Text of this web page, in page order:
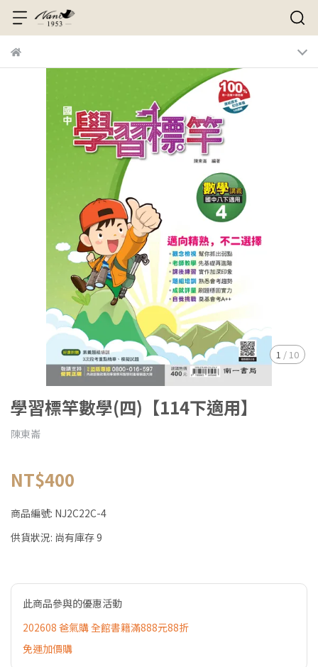
1 / 10
學習標竿數學(四)【114下適用】
陳東崙
NT$400
商品編號: NJ2C22C-4
供貨狀況: 尚有庫存 9
此商品參與的優惠活動
202608 爸氣購 全館書籍滿888元88折
免運加價購